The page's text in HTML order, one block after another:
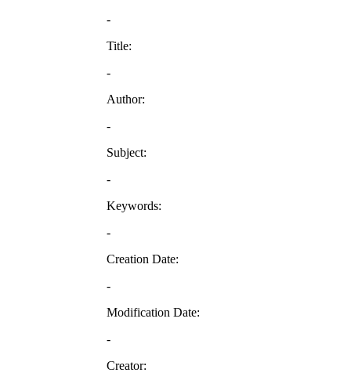
-
Title:
-
Author:
-
Subject:
-
Keywords:
-
Creation Date:
-
Modification Date:
-
Creator: